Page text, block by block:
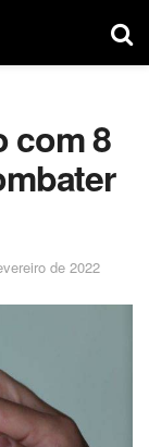
com 8
de 2022